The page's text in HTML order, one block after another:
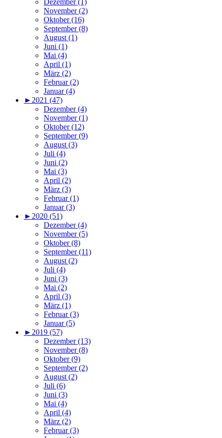
November (2)
Oktober (16)
September (8)
August (1)
Juni (1)
Mai (4)
April (1)
März (2)
Februar (2)
Januar (4)
► 2021 (47)
Dezember (4)
November (1)
Oktober (12)
September (9)
August (3)
Juli (4)
Juni (2)
Mai (3)
April (2)
März (3)
Februar (1)
Januar (3)
► 2020 (51)
Dezember (4)
November (5)
Oktober (8)
September (11)
August (2)
Juli (4)
Juni (3)
Mai (2)
April (3)
März (1)
Februar (3)
Januar (5)
► 2019 (57)
Dezember (13)
November (8)
Oktober (9)
September (2)
August (2)
Juli (6)
Juni (3)
Mai (4)
April (4)
März (2)
Februar (3)